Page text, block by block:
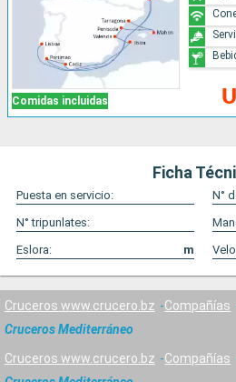
Comidas incluidas
Ficha
Puesta en servicio:
N°
N° tripunlates:
Eslora:
m
Cruceros www.crucero.bz Compañías
Cruceros Mediterráneo
Cruceros www.crucero.bz Compañías